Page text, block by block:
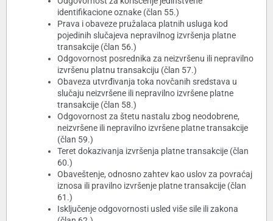
identifikacione oznake (član 55.)
Prava i obaveze pružalaca platnih usluga kod
pojedinih slučajeva nepravilnog izvršenja platne
transakcije (član 56.)
Odgovornost posrednika za neizvršenu ili nepravilno
izvršenu platnu transakciju (član 57.)
Obaveza utvrđivanja toka novčanih sredstava u
slučaju neizvršene ili nepravilno izvršene platne
transakcije (član 58.)
Odgovornost za štetu nastalu zbog neodobrene,
neizvršene ili nepravilno izvršene platne transakcije
(član 59.)
Teret dokazivanja izvršenja platne transakcije (član
60.)
Obaveštenje, odnosno zahtev kao uslov za povraćaj
iznosa ili pravilno izvršenje platne transakcije (član
61.)
Isključenje odgovornosti usled više sile ili zakona